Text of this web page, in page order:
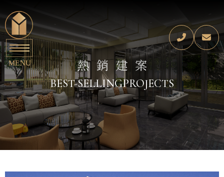
熱銷建案
BEST-SELLINGPROJECTS